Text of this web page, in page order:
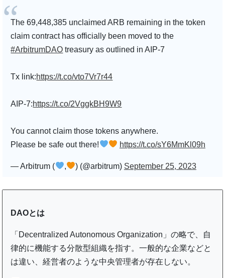
The 69,448,385 unclaimed ARB remaining in the token
claim contract has officially been moved to the
#ArbitrumDAO treasury as outlined in AIP-7
Tx link:https://t.co/vto7Vr7r44
AIP-7:https://t.co/2VggkBH9W9
You cannot claim those tokens anywhere.
Please be safe out there!
https://t.co/sY6MmKl09h
— Arbitrum ( , ) (@arbitrum) September 25, 2023
DAOとは
「Decentralized Autonomous Organization」の略で、自
律的に機能する分散型組織を指す。一般的な企業などと
は違い、経営者のような中央管理者が存在しない。